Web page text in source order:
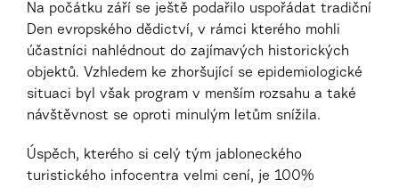
Na počátku září se ještě podařilo uspořádat tradiční
Den evropského dědictví, v rámci kterého mohli
účastníci nahlédnout do zajímavých historických
objektů. Vzhledem ke zhoršující se epidemiologické
situaci byl však program v menším rozsahu a také
návštěvnost se oproti minulým letům snížila.
Úspěch, kterého si celý tým jabloneckého
turistického infocentra velmi cení, je 100%